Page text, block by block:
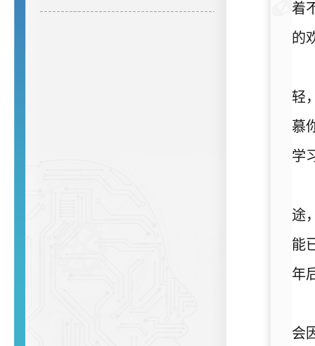
着
的
轻
慕
学
途
能
年
会